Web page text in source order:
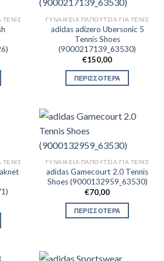
ΤΕΝΙΣ ΓΥΝΑΙΚΕΊΑ ΠΑΠΟΎΤΣΙΑ ΓΙΑ ΤΕΝΙΣ
adidas adizero Ubersonic 5
Tennis Shoes
(9000217139_63530)
€150,00
ΠΕΡΙΣΣΟΤΕΡΑ
ΤΕΝΙΣ ΓΥΝΑΙΚΕΊΑ ΠΑΠΟΎΤΣΙΑ ΓΙΑ ΤΕΝΙΣ
adidas Gamecourt 2.0 Tennis
Shoes (9000132959_63530)
€70,00
ΠΕΡΙΣΣΟΤΕΡΑ